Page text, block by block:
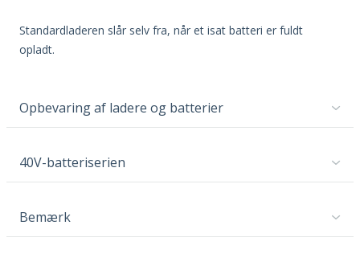
Standardladeren slår selv fra, når et isat batteri er fuldt
opladt.
Opbevaring af ladere og batterier
40V-batteriserien
Bemærk